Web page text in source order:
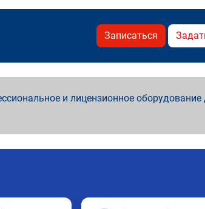
Записаться
и лицензионное оборудование